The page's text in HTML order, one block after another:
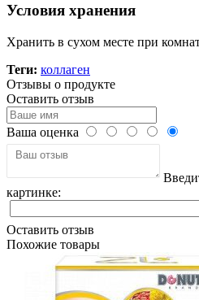
Условия хранения
Хранить в сухом месте при
Теги: коллаген
Отзывы о продукте
Оставить отзыв
Ваша оценка
картинке:
Оставить отзыв
Похожие товары